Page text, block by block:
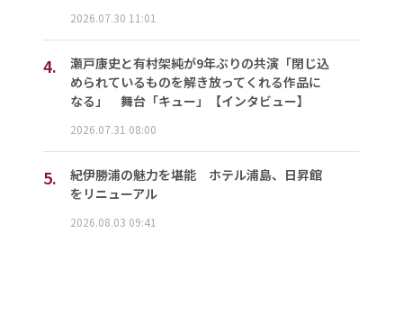
2026.07.30 11:01
4.
瀬戸康史と有村架純が9年ぶりの共演「閉じ込
められているものを解き放ってくれる作品に
なる」 舞台「キュー」【インタビュー】
2026.07.31 08:00
5.
紀伊勝浦の魅力を堪能 ホテル浦島、日昇館
をリニューアル
2026.08.03 09:41